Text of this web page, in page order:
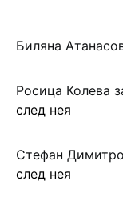
Биляна
Росица Колева
след нея
Стефан
след нея